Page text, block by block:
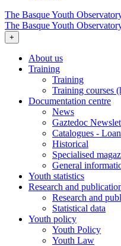
The Basque Youth
The Basque Youth
+
About us
Training
Training
Training courses
Documentation centre
News
Gaztedoc
Catalogues -
Historical
Specialised
General
Youth statistics
Research and
Research and
Statistical data
Youth policy
Youth Policy
Youth Law